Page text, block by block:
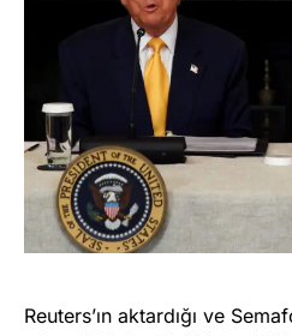
Reuters’ın aktardığı ve